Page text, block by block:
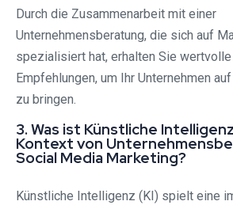
Durch die Zusammenarbeit mit einer
Unternehmensberatung, die sich auf
spezialisiert hat, erhalten Sie wertvolle
Empfehlungen, um Ihr Unternehmen
zu bringen.
3. Was ist Künstliche
Kontext von
Social Media Marketing?
Künstliche Intelligenz (KI) spielt eine